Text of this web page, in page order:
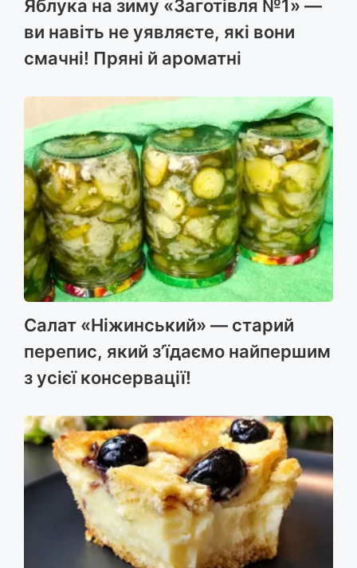
Яблука на зиму «Заготівля №1» —
ви навіть не уявляєте, які вони
смачні! Пряні й ароматні
Салат «Ніжинський» — старий
перепис, який з’їдаємо найпершим
з усієї консервації!